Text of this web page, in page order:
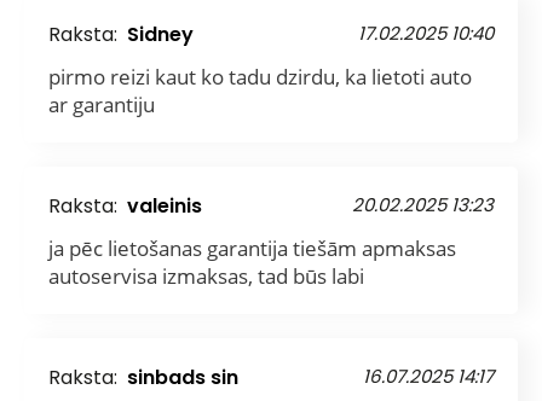
Raksta: Sidney 17.02.2025 10:40
pirmo reizi kaut ko tadu dzirdu, ka lietoti auto
ar garantiju
Raksta: valeinis 20.02.2025 13:23
ja pēc lietošanas garantija tiešām apmaksas
autoservisa izmaksas, tad būs labi
Raksta: sinbads sin 16.07.2025 14:17